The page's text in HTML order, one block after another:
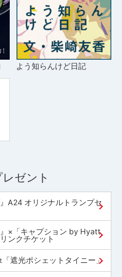
よう知らんけど日記
レゼント
A24 オリジナルトランプセ
×「キャプション by Hyatt
ンクチケット
遮光ポシェットタイニー」